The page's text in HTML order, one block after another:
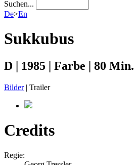
Suchen...
De>En
Sukkubus
D | 1985 | Farbe | 80 Min.
Bilder| Trailer
Credits
Regie: